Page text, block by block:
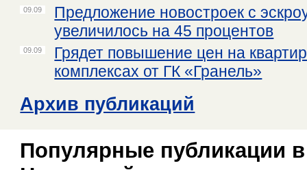
09.09
Предложение новостроек с
увеличилось на 45 процентов
09.09
Грядет повышение цен на
комплексах от ГК «Гранель»
Архив публикаций
Популярные публикации